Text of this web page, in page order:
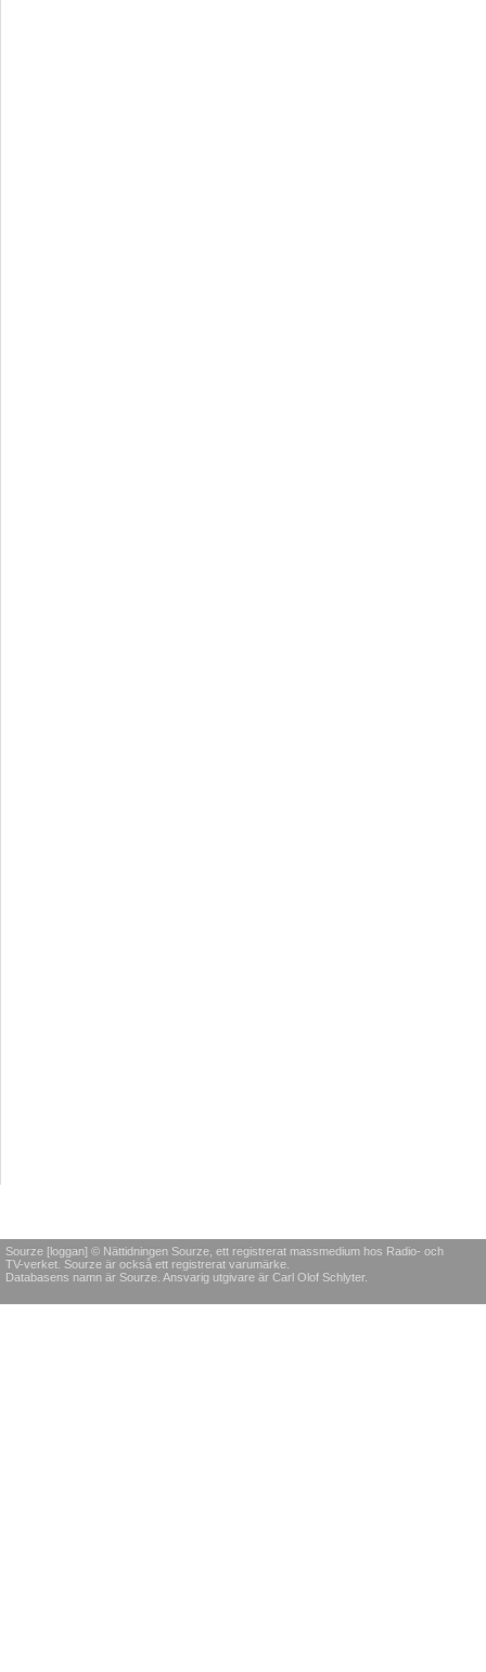
Sourze [loggan] © Nättidningen Sourze, ett registrerat massmedium hos Radio- och
TV-verket. Sourze är också ett registrerat varumärke.
Databasens namn är Sourze. Ansvarig utgivare är Carl Olof Schlyter.